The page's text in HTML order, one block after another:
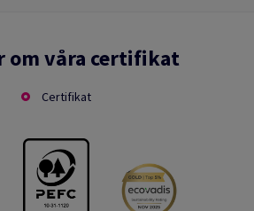
om våra certifikat
Certifikat